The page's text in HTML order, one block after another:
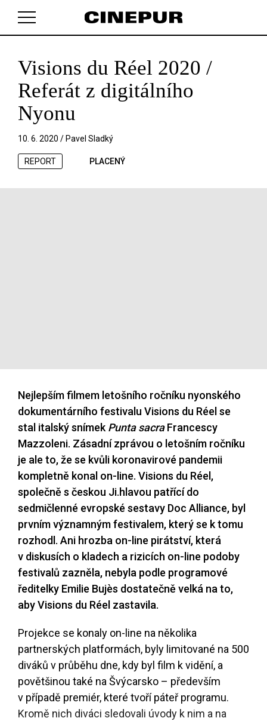
V košíku zatím nemáte žádné položky.
Visions du Réel 2020 /
Referát z digitálního
Nyonu
10. 6. 2020 / Pavel Sladký
REPORT PLACENÝ
Nejlepším filmem letošního ročníku nyonského
dokumentárního festivalu Visions du Réel se
stal italský snímekPunta sacraFrancescy
Mazzoleni. Zásadní zprávou o letošním ročníku
je ale to, že se kvůli koronavirové pandemii
kompletně konal on-line. Visions du Réel,
společně s českou Ji.hlavou patřící do
sedmičlenné evropské sestavy Doc Alliance, byl
prvním významným festivalem, který se k tomu
rozhodl. Ani hrozba on-line pirátství, která
v diskusích o kladech a rizicích on-line podoby
festivalů zazněla, nebyla podle programové
ředitelky Emilie Bujès dostatečně velká na to,
aby Visions du Réel zastavila.
Projekce se konaly on-line na několika
partnerských platformách, byly limitované na 500
diváků v průběhu dne, kdy byl film k vidění, a
povětšinou také na Švýcarsko – především
v případě premiér, které tvoří páteř programu.
Kromě nich diváci sledovali úvody k nim a na